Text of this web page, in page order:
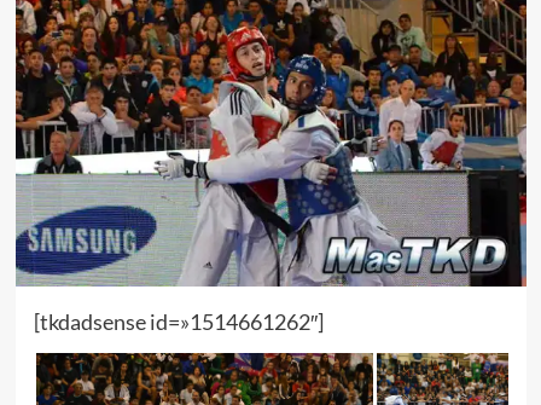
[tkdadsense id=»1514661262″]